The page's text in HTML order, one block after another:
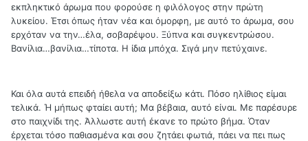
εκπληκτικό άρωμα που φορούσε η φιλόλογος στην πρώτη
λυκείου. Έτσι όπως ήταν νέα και όμορφη, με αυτό το άρωμα, σου
ερχόταν να την…έλα, σοβαρέψου. Ξύπνα και συγκεντρώσου.
Βανίλια…βανίλια…τίποτα. Η ίδια μπόχα. Σιγά μην πετύχαινε.
Και όλα αυτά επειδή ήθελα να αποδείξω κάτι. Πόσο ηλίθιος είμαι
τελικά. Ή μήπως φταίει αυτή; Μα βέβαια, αυτό είναι. Με παρέσυρε
στο παιχνίδι της. Άλλωστε αυτή έκανε το πρώτο βήμα. Όταν
έρχεται τόσο παθιασμένα και σου ζητάει φωτιά, πάει να πει πως